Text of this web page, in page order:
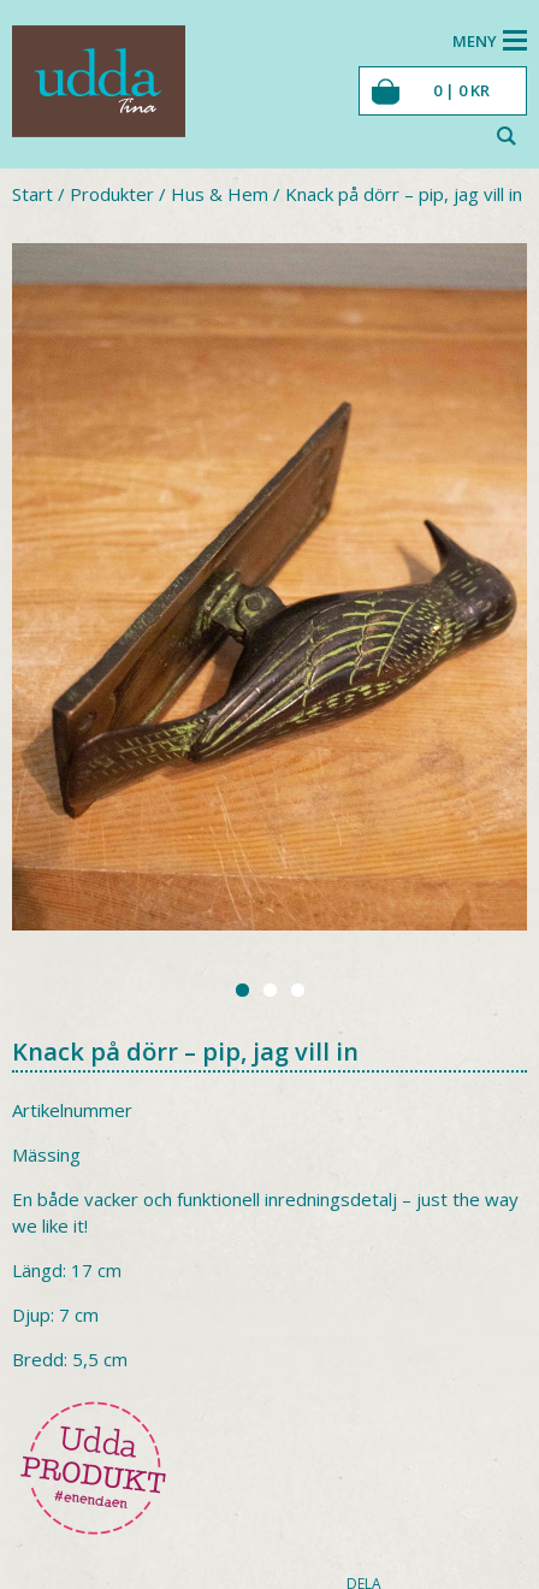
MENY
0 | 0KR
Start / Produkter / Hus & Hem / Knack på dörr – pip, jag vill in
Knack på dörr – pip, jag vill in
Artikelnummer
Mässing
En både vacker och funktionell inredningsdetalj – just the way
we like it!
Längd: 17 cm
Djup: 7 cm
Bredd: 5,5 cm
DELA